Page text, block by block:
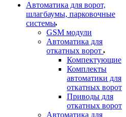
Автоматика для ворот,
шлагбаумы, парковочные
системы
GSM модули
Автоматика для
откатных ворот
Компектующие
Комплекты
автоматики для
откатных ворот
Приводы для
откатных ворот
Автоматика для